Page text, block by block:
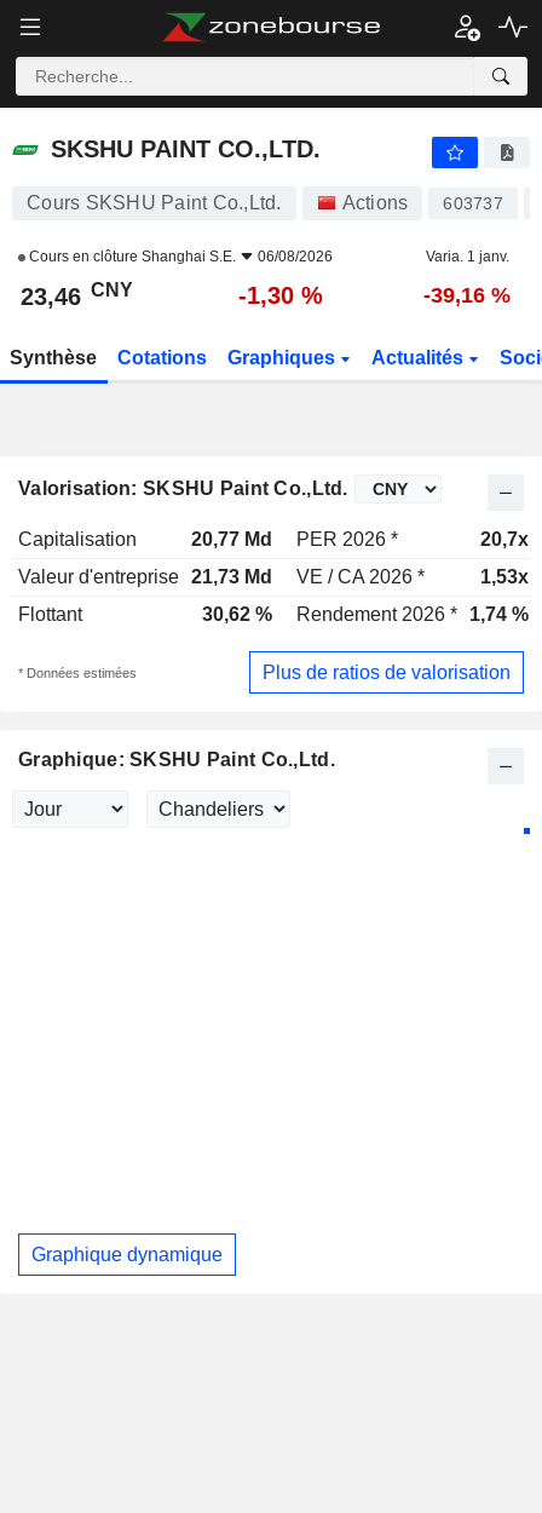
SKSHU PAINT CO.,LTD.
SKSHU PAINT CO.,LTD.
Cours SKSHU Paint Co.,Ltd. Actions 603737
Cours en clôture Shanghai S.E. 06/08/2026 Varia. 1 janv.
23,46 CNY -1,30 % -39,16 %
Synthèse Cotations Graphiques Actualités
Valorisation: SKSHU Paint Co.,Ltd.
Capitalisation 20,77 Md PER 2026 *
20,7x
Valeur d'entreprise 21,73 Md VE / CA 2026 *
1,53x
Flottant
30,62 % Rendement 2026 * 1,74 %
* Données estimées Plus de ratios de valorisation
Graphique: SKSHU Paint Co.,Ltd.
Graphique dynamique